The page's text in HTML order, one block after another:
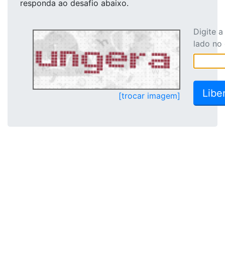
responda ao desafio abaixo.
[trocar imagem]
Digite
lado no